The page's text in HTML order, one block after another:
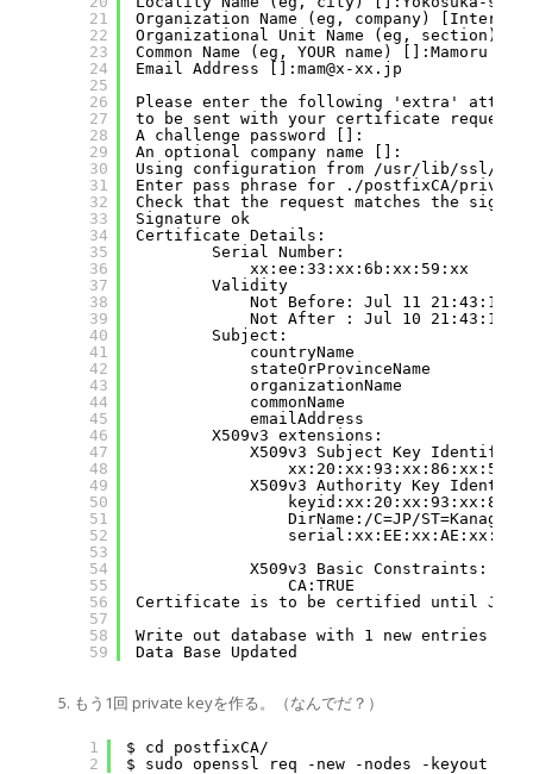
21
22
23
24
25
26
27
28
29
30
31
32
33
34
35
36
37
38
39
40
41
42
43
44
45
46
47
48
49
50
51
52
53
54
55
56
57
58
59
Organization Name (eg, company)
Organizational Unit Name (eg, section)
Common Name (eg, YOUR name) []:Mamoru
Email Address []:mam@x-xx.jp
Please enter the following 'extra'
to be sent with your certificate request
A challenge password []:
An optional company name []:
Using configuration from /usr/lib/ssl/
Enter pass phrase for ./postfixCA/private/
Check that the request matches the
Signature ok
Certificate Details:
Serial Number:
xx:ee:33:xx:6b:xx:59:xx
Validity
Not Before: Jul 11 21:43:17
Not After : Jul 10 21:43:17
Subject:
countryName               =
stateOrProvinceName       =
organizationName          =
commonName                =
emailAddress              =
X509v3 extensions:
X509v3 Subject Key
X509v3 Authority Key
DirName:/C=JP/
X509v3 Basic Constraints:
CA:TRUE
Certificate is to be certified until Jul 10
Write out database with 1 new entries
Data Base Updated
もう1回 private keyを作る。（なんでだ？）
1
2
$ cd postfixCA/
$ sudo openssl req -new -nodes -keyout